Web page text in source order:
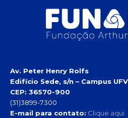
Av. Peter Henry Rolfs
Edifício Sede, s/n – Campus UFV
CEP: 36570-900
(31)3899-7300
E-mail para contato: Clique aqui